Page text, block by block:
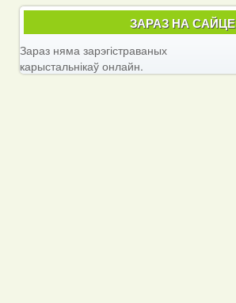
ЗАРАЗ НА САЙЦЕ
Зараз няма зарэгістраваных
карыстальнікаў онлайн.